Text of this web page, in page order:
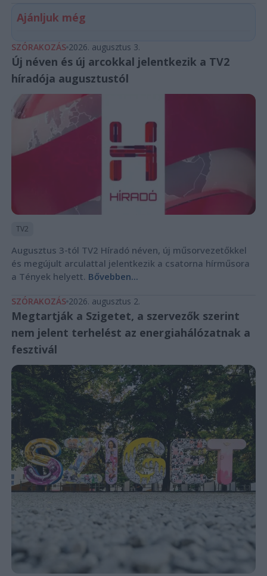
Ajánljuk még
SZÓRAKOZÁS 2026. augusztus 3.
Új néven és új arcokkal jelentkezik a TV2
híradója augusztustól
TV2
Augusztus 3-tól TV2 Híradó néven, új műsorvezetőkkel
és megújult arculattal jelentkezik a csatorna hírműsora
a Tények helyett. Bővebben...
SZÓRAKOZÁS 2026. augusztus 2.
Megtartják a Szigetet, a szervezők szerint
nem jelent terhelést az energiahálózatnak a
fesztivál